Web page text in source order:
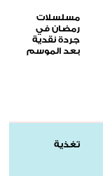
مسلسلات
رمضان في
جردة نقدية
بعد الموسم
تغذية